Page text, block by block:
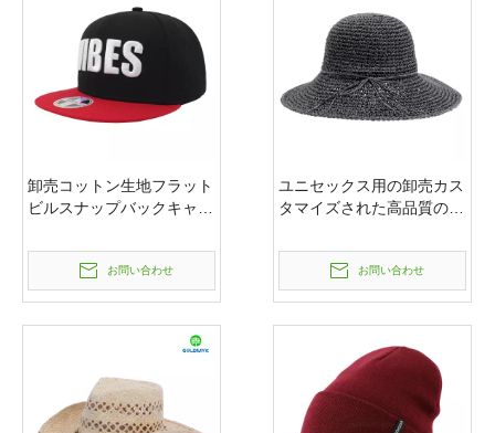
卸売コットン生地フラット
ビルスナップバックキャッ
タマイズされた3D刺繍ロ
ゴとステッカーが付いてい
ます
お問い合わせ
ユニセックス用の卸売カス
タマイズされた高品質の紙
お問い合わせ